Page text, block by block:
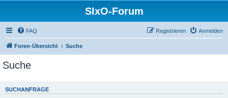
SIxO-Forum
FAQ Anmelden
Registrieren
Foren-Übersicht Suche
Suche
SUCHANFRAGE